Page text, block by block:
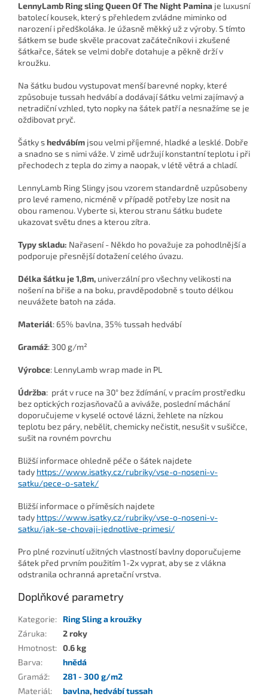
LennyLamb Ring sling Queen Of The Night Pamina je luxusní
batolecí kousek, který s přehledem zvládne miminko od
narození i předškoláka. Je úžasně měkký už z výroby. S tímto
šátkem se bude skvěle pracovat začátečníkovi i zkušené
šátkařce, šátek se velmi dobře dotahuje a pěkně drží v
kroužku.
Na šátku budou vystupovat menší barevné nopky, které
způsobuje tussah hedvábí a dodávají šátku velmi zajímavý a
netradiční vzhled, tyto nopky na šátek patří a nesnažíme se je
oždibovat pryč.
Šátky shedvábím jsou velmi příjemné, hladké a lesklé. Dobře
a snadno se s nimi váže. V zimě udržují konstantní teplotu i při
přechodech z tepla do zimy a naopak, v létě větrá a chladí.
LennyLamb Ring Slingy jsou vzorem standardně uzpůsobeny
pro levé rameno, nicméně v případě potřeby lze nosit na
obou ramenou. Vyberte si, kterou stranu šátku budete
ukazovat světu dnes a kterou zítra.
Typy skladu: Nařasení - Někdo ho považuje za pohodlnější a
podporuje přesnější dotažení celého úvazu.
Délka šátku je 1,8m, univerzální pro všechny velikosti na
nošení na břiše a na boku, pravděpodobně s touto délkou
neuvážete batoh na záda.
Materiál: 65% bavlna, 35% tussah hedvábí
Gramáž: 300 g/m²
Výrobce: LennyLamb wrap made in PL
Údržba: prát v ruce na 30° bez ždímání, v pracím prostředku
bez optických rozjasňovačů a aviváže, poslední máchání
doporučujeme v kyselé octové lázni, žehlete na nízkou
teplotu bez páry, nebělit, chemicky nečistit, nesušit v sušičce,
sušit na rovném povrchu
Bližší informace ohledně péče o šátek najdete
tady https://www.isatky.cz/rubriky/vse-o-noseni-v-
satku/pece-o-satek/
Bližší informace o příměsích najdete
tady https://www.isatky.cz/rubriky/vse-o-noseni-v-
satku/jak-se-chovaji-jednotlive-primesi/
Pro plné rozvinutí užitných vlastností bavlny doporučujeme
šátek před prvním použitím 1-2x vyprat, aby se z vlákna
odstranila ochranná apretační vrstva.
Doplňkové parametry
Kategorie:
Ring Sling a kroužky
Záruka:
2 roky
Hmotnost: 0.6 kg
Barva:
hnědá
Gramáž:
281 - 300 g/m2
Materiál: bavlna,hedvábí tussah